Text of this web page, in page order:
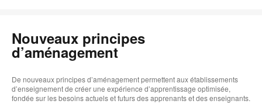
Nouveaux principes
d’aménagement
De nouveaux principes d’aménagement permettent aux établissements
d’enseignement de créer une expérience d’apprentissage optimisée,
fondée sur les besoins actuels et futurs des apprenants et des enseignants.